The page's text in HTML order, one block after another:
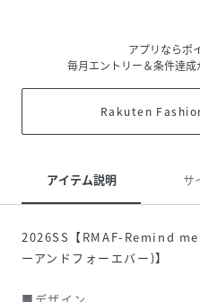
アプリならポ
毎月エントリー＆条件達成
Rakuten
アイテム説明 サ
2026SS【RMAF-Remind
ーアンドフォーエバー)】